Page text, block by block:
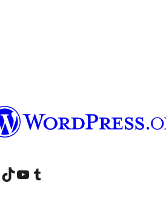
અમારા TikTok એકાઉન્ટની મુલાકાત લોઅમારી YouTube ચેનલની મુલાકાત લો અમારા Tumblr એકાઉન્ટની મુલાકાત લો